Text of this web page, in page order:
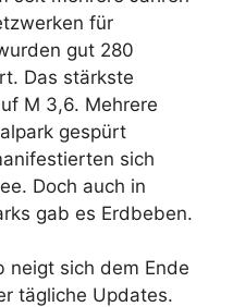
für
gut 280
Das stärkste
M 3,6. Mehrere
gespürt
sich
Doch auch in
gab es Erdbeben.
neigt sich dem Ende
tägliche Updates.